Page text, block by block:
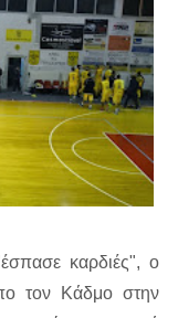
καρδιές", ο
τον Κάδμο στην